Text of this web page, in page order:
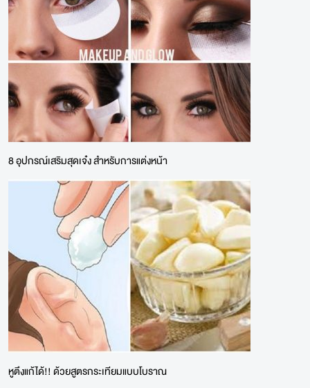
8 อุปกรณ์เสริมสุดเจ๋ง สำหรับการแต่งหน้า
หูตึงแก้ได้!! ด้วยสูตรกระเทียมแบบโบราณ